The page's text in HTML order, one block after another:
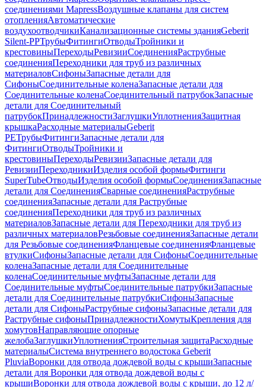
соединениями MapressВоздушные клапаны для систем
отопленияАвтоматические
воздухоотводчикиКанализационные системы зданияGeberit
Silent-PPТрубыФитингиОтводыТройники и
крестовиныПереходыРевизииСоединенияРаструбные
соединенияПереходники для труб из различных
материаловСифоныЗапасные детали для
СифоныСоединительные коленаЗапасные детали для
Соединительные коленаСоединительный патрубокЗапасные
детали для Соединительный
патрубокПринадлежностиЗаглушкиУплотненияЗащитная
крышкаРасходные материалыGeberit
PEТрубыФитингиЗапасные детали для
ФитингиОтводыТройники и
крестовиныПереходыРевизииЗапасные детали для
РевизииПереходникиИзделия особой формыФитинги
SuperTubeОтводыИзделия особой формыСоединенияЗапасные
детали для СоединенияСварные соединенияРаструбные
соединенияЗапасные детали для Раструбные
соединенияПереходники для труб из различных
материаловЗапасные детали для Переходники для труб из
различных материаловРезьбовые соединенияЗапасные детали
для Резьбовые соединенияФланцевые соединенияФланцевые
втулкиСифоныЗапасные детали для СифоныСоединительные
коленаЗапасные детали для Соединительные
коленаСоединительные муфтыЗапасные детали для
Соединительные муфтыСоединительные патрубкиЗапасные
детали для Соединительные патрубкиСифоныЗапасные
детали для СифоныРаструбные сифоныЗапасные детали для
Раструбные сифоныПринадлежностиХомутыКрепления для
хомутовНаправляющие опорные
желобаЗаглушкиУплотненияСтроительная защитаРасходные
материалыСистема внутреннего водостока Geberit
PluviaВоронки для отвода дождевой воды с крышиЗапасные
детали для Воронки для отвода дождевой воды с
крышиВоронки для отвода дождевой воды с крыши, до 12 л/